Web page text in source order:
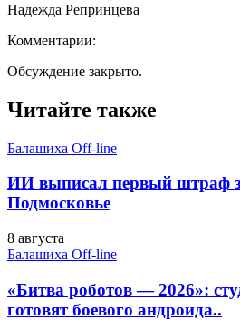
Надежда Репринцева
Комментарии:
Обсуждение закрыто.
Читайте также
Балашиха Off-line
ИИ выписал первый штраф
Подмосковье
8 августа
Балашиха Off-line
«Битва роботов — 2026»:
готовят боевого андроида..